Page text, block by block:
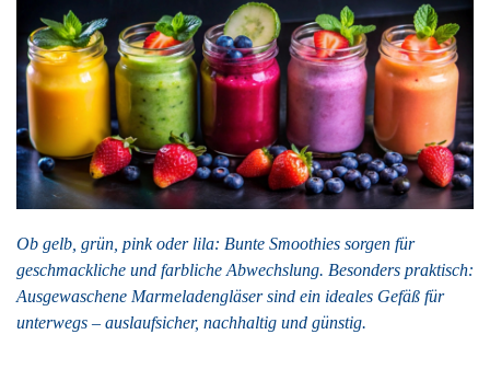
Ob gelb, grün, pink oder lila: Bunte Smoothies sorgen für
geschmackliche und farbliche Abwechslung. Besonders praktisch:
Ausgewaschene Marmeladengläser sind ein ideales Gefäß für
unterwegs – auslaufsicher, nachhaltig und günstig.